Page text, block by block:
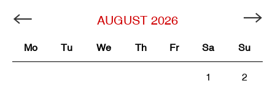
AUGUST 2026
Mo Tu We Th Fr Sa Su
1 2